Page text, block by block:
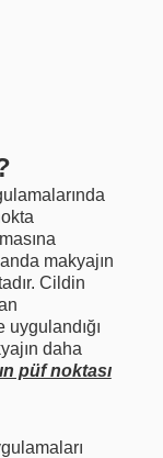
makyajın
Cildin
daha
püf noktası